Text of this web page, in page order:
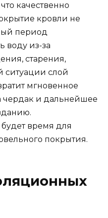
качественно
кровли не
период
воду из-за
старения,
ситуации слой
мгновенное
и дальнейшее
будет время для
покрытия.